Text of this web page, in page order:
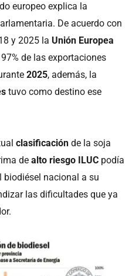
europeo explica la
De acuerdo con
y 2025 la Unión Europea
de las exportaciones
2025, además, la
tuvo como destino ese
clasificación de la soja
de alto riesgo ILUC podía
biodiésel nacional a su
las dificultades que ya